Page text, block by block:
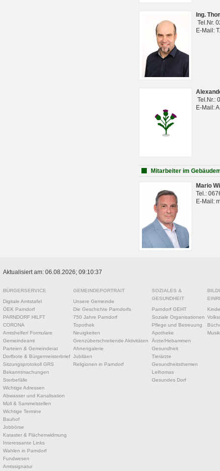
Ing.
Tel.Nr.
E-Mail:
Tel.Nr.:
E-Mail:
Mitarbeiter im
Mario
Tel.:
E-Mail:
Aktualisiert am: 06.08.2026; 09:10:37
BÜRGERSERVICE
Digitale Amtstafel
ÖEK Parndorf
PARNDORF HILFT
CORONA
Amtshelfer/ Formulare
Gemeindeamt
Parteien & Gemeinderat
Dorfbote & Bürgermeisterbrief
Sitzungsprotokoll GRS
Bekanntmachungen
Sterbefälle
Wichtige Adressen
Abwasser und Kanalisation
Müll & Sammelstellen
Wichtige Termine
Bauhof
Jobbörse
Kataster & Flächenwidmung
Interessante Links
Wahlen in Parndorf
Fundwesen
Amtssignatur
GEMEINDEPORTRAIT
Unsere Gemeinde
Die Geschichte Parndorfs
750 Jahre Parndorf
Topothek
Neuigkeiten
Grenzüberschreitende Aktivitäten
Ahnengalerie
Jubiläen
Religionen in Parndorf
SOZIALES &
GESUNDHEIT
Parndorf GEHT
Soziale Organisationen
Pflege und Betreuung
Apotheke
Ärzte/Hebammen
Gesundheit
Tierärzte
Gesundheitsthemen
Leihomas
Gesundes Dorf